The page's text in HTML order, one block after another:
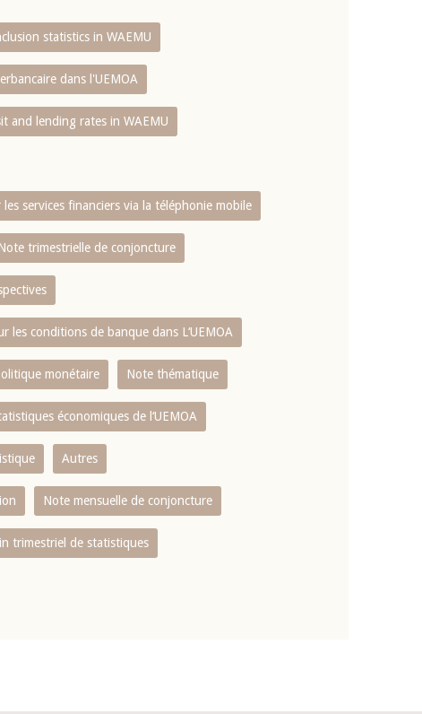
statistics in WAEMU
dans l'UEMOA
and lending rates in WAEMU
services financiers via la téléphonie mobile
trimestrielle de conjoncture
les conditions de banque dans L‘UEMOA
monétaire Note thématique
économiques de l‘UEMOA
Autres
Note mensuelle de conjoncture
trimestriel de statistiques